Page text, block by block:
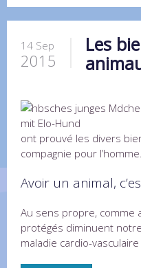
14 Sep
2015
Les
ont prouvé les divers
compagnie pour
Avoir un animal,
Au sens propre, comme
protégés diminuent
maladie cardio-vasculaire